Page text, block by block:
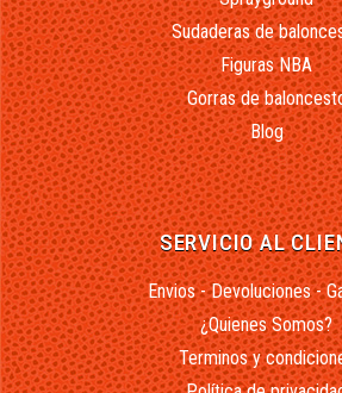
Sudaderas de
Figuras NBA
Gorras de
Blog
SERVICIO AL
Envios - Devoluciones -
¿Quienes Somos?
Terminos y